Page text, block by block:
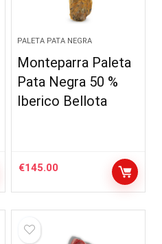
PALETA PATA NEGRA
Monteparra Paleta
Pata Negra 50 %
Iberico Bellota
€145.00